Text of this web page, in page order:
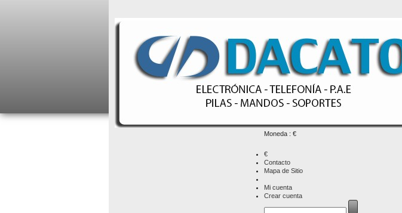
Moneda : €
€
Contacto
Mapa de Sitio
Mi cuenta
Crear cuenta